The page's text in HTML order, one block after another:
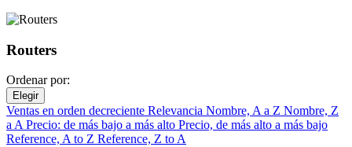
Routers
Ordenar por:
Elegir
Ventas en orden decreciente Relevancia Nombre, A a Z Nombre, Z
a APrecio: de más bajo a más alto Precio, de más alto a más bajo
Reference, A to Z Reference, Z to A